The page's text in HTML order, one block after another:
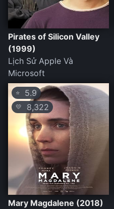
Pirates of Silicon Valley
(1999)
Lịch Sử Apple Và
Microsoft
⭐ 5.9
💛 8,322
Mary Magdalene (2018)